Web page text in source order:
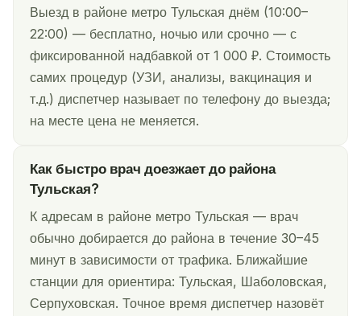
Выезд в районе метро Тульская днём (10:00–
22:00) — бесплатно, ночью или срочно — с
фиксированной надбавкой от 1 000 ₽. Стоимость
самих процедур (УЗИ, анализы, вакцинация и
т.д.) диспетчер называет по телефону до выезда;
на месте цена не меняется.
Как быстро врач доезжает до района
Тульская?
К адресам в районе метро Тульская — врач
обычно добирается до района в течение 30–45
минут в зависимости от трафика. Ближайшие
станции для ориентира: Тульская, Шаболовская,
Серпуховская. Точное время диспетчер назовёт